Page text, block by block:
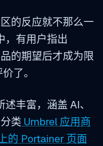
的反应就不那么一
，有用户指出
的期望后才成为限
了。
丰富，涵盖 AI、
类 Umbrel 应用商
的 Portainer 页面